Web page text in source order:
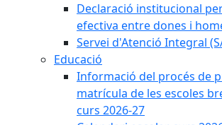
Declaració institucional
efectiva entre dones i
Servei d'Atenció Integral
Educació
Informació del procés de
matrícula de les escoles
curs 2026-27